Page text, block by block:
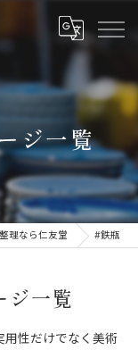
ジ一覧
理なら仁友堂 #鉄瓶
ジ一覧
用性だけでなく美術